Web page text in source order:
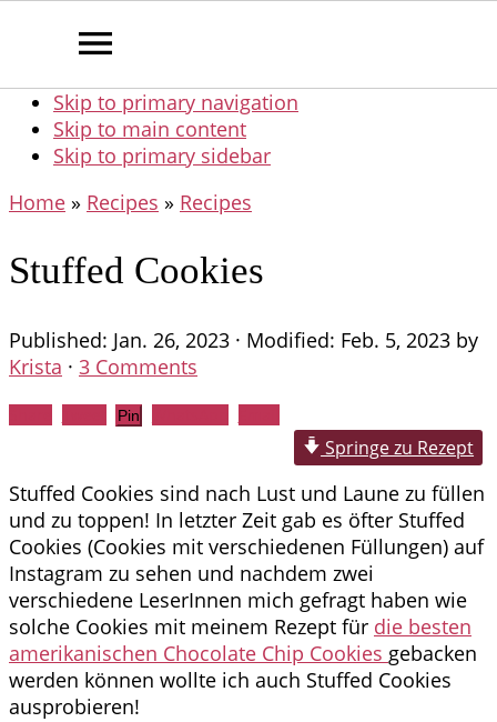
Skip to primary navigation
Skip to main content
Skip to primary sidebar
Home » Recipes » Recipes
Stuffed Cookies
Published: Jan. 26, 2023 · Modified: Feb. 5, 2023 by
Krista · 3 Comments
Pin
Springe zu Rezept
Stuffed Cookies sind nach Lust und Laune zu füllen
und zu toppen! In letzter Zeit gab es öfter Stuffed
Cookies (Cookies mit verschiedenen Füllungen) auf
Instagram zu sehen und nachdem zwei
verschiedene LeserInnen mich gefragt haben wie
solche Cookies mit meinem Rezept für die besten
amerikanischen Chocolate Chip Cookies gebacken
werden können wollte ich auch Stuffed Cookies
ausprobieren!